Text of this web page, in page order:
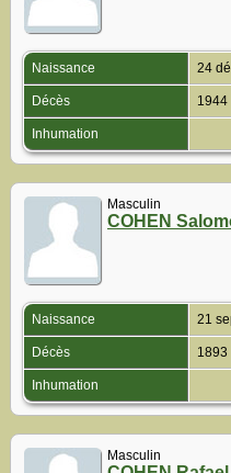
Naissance 24
Décès 1944
Inhumation
Masculin
COHEN
Naissance 21
Décès 1893
Inhumation
Masculin